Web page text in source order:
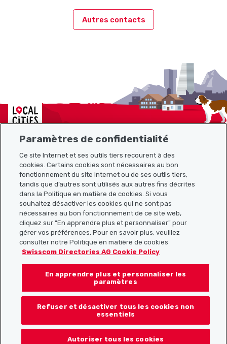
Autres contacts
Localcities
Plan du site
Liens utiles
Télécharger l’application Localcities
Suis-nous sur les réseaux sociaux :
Paramètres de confidentialité
Ce site Internet et ses outils tiers recourent à des
cookies. Certains cookies sont nécessaires au bon
fonctionnement du site Internet ou de ses outils tiers,
tandis que d’autres sont utilisés aux autres fins décrites
dans la Politique en matière de cookies. Si vous
souhaitez désactiver les cookies qui ne sont pas
nécessaires au bon fonctionnement de ce site web,
cliquez sur "En apprendre plus et personnaliser" pour
gérer vos préférences. Pour en savoir plus, veuillez
consulter notre Politique en matière de cookies
Swisscom Directories AG Cookie Policy
En apprendre plus et personnaliser les
paramètres
Refuser et désactiver tous les cookies non
essentiels
Autoriser tous les cookies